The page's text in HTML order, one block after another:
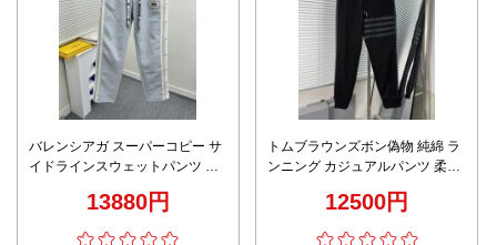
バレンシアガ スーパーコピー サ
イドラインスウェットパンツ カ
13880円
トムブラウンズボン偽物 純綿 ラ
ンニング カジュアルパンツ 柔軟
12500円